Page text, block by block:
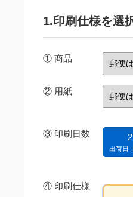
1.印刷仕様を選
① 商品
② 用紙
③ 印刷日数
出荷日
④ 印刷仕様